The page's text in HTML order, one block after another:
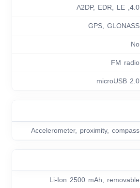
4.0, A2DP, EDR, LE
GPS, GLONASS
No
FM radio
microUSB 2.0
Accelerometer, proximity, compass
Li-Ion 2500 mAh, removable